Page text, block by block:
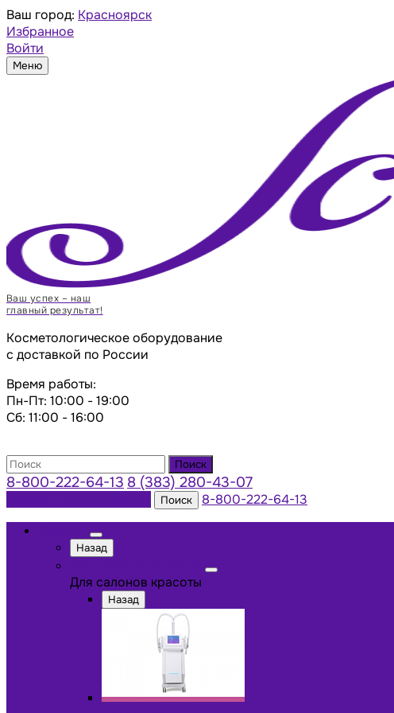
Ваш город: Красноярск
Избранное
Войти
Меню
Ваш успех – наш
главный результат!
Косметологическое оборудование
с доставкой по России
Время работы:
Пн-Пт: 10:00 - 19:00
Сб: 11:00 - 16:00
Поиск
8-800-222-64-13 8 (383) 280-43-07
Поиск
8-800-222-64-13
Назад
Для салонов красоты
Назад